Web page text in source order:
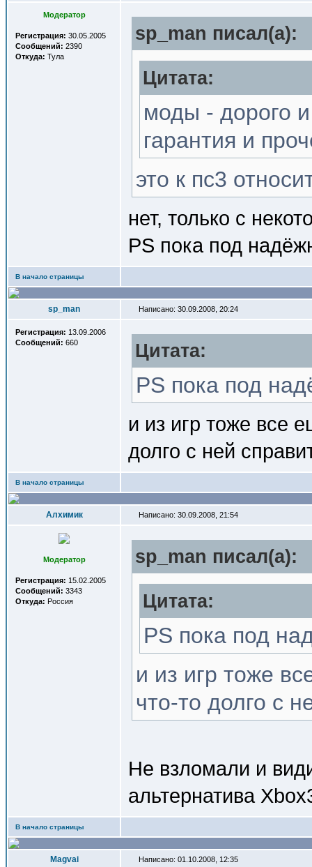
Модератор
Регистрация: 30.05.2005
Сообщений: 2390
Откуда: Тула
sp_man писал(a):
Цитата:
моды - дорого
гарантия и
это к пс3
нет, только с
PS пока под
В начало страницы
sp_man Написано: 30.09.2008, 20:24
Регистрация: 13.09.2006
Сообщений: 660 Цитата:
PS пока под
и из игр тоже все
долго с ней
В начало страницы
Алхимик Написано: 30.09.2008, 21:54
Модератор
Регистрация: 15.02.2005
Сообщений: 3343
Откуда: Россия
sp_man писал(a):
Цитата:
PS пока под
и из игр тоже
что-то долго с
Не взломали и
альтернатива
В начало страницы
Magvai Написано: 01.10.2008, 12:35